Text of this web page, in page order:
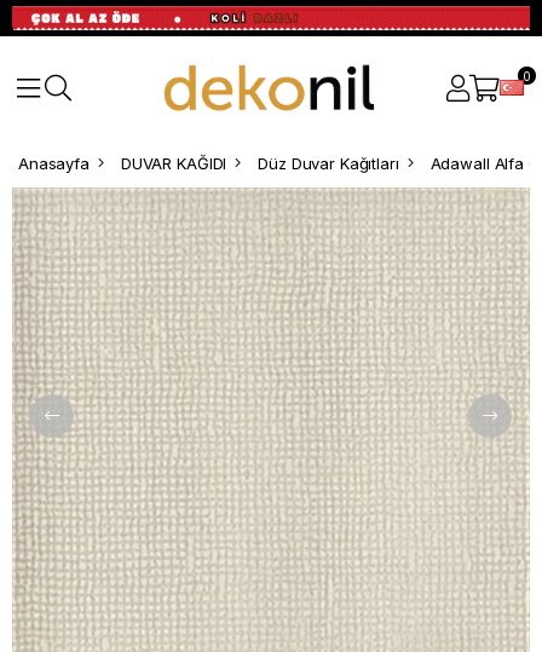
0
Anasayfa DUVAR KAĞIDI Düz Duvar Kağıtları Adawall Alfa